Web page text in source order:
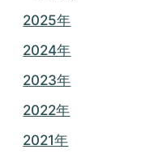
2025年
2024年
2023年
2022年
2021年